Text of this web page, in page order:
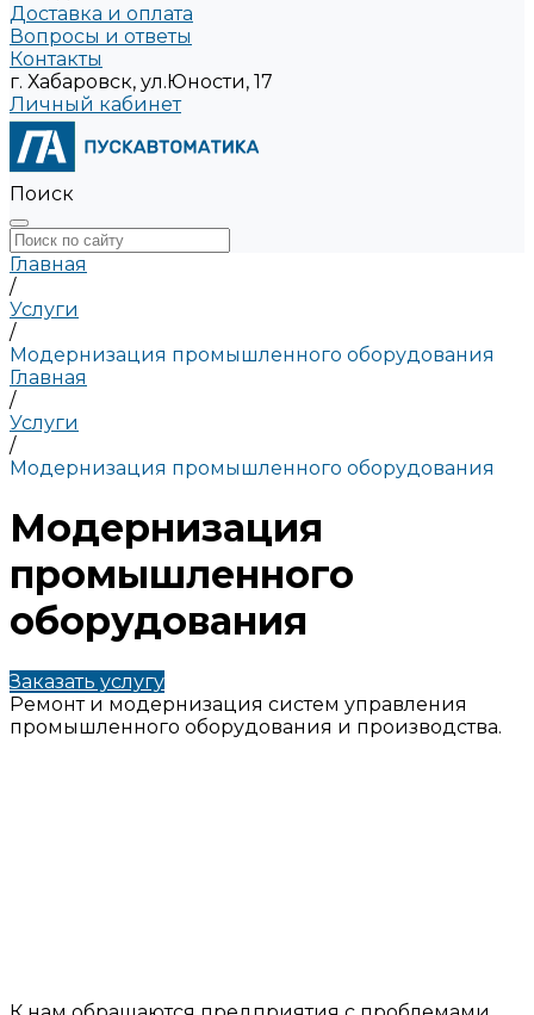
Доставка и оплата
Вопросы и ответы
Контакты
г. Хабаровск, ул.Юности, 17
Личный кабинет
Поиск
Главная
/
Услуги
/
Модернизация промышленного оборудования
Главная
/
Услуги
/
Модернизация промышленного оборудования
Модернизация
промышленного
оборудования
Заказать услугу
Ремонт и модернизация систем управления
промышленного оборудования и производства.